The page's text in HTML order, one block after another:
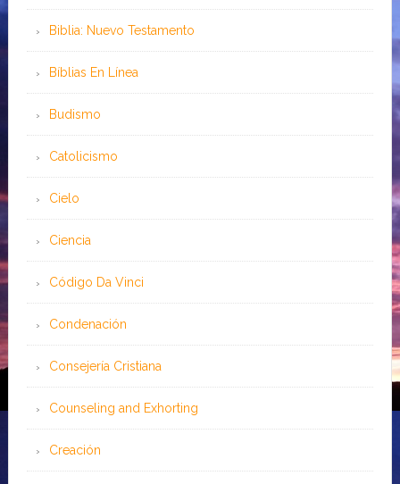
Biblia: Nuevo Testamento
Bíblias En Línea
Budismo
Catolicismo
Cielo
Ciencia
Código Da Vinci
Condenación
Consejería Cristiana
Counseling and Exhorting
Creación